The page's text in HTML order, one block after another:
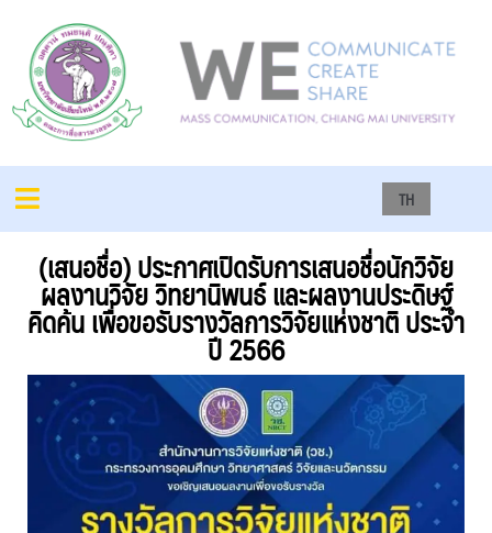
TH
(เสนอชื่อ) ประกาศเปิดรับการเสนอชื่อนักวิจัย
ผลงานวิจัย วิทยานิพนธ์ และผลงานประดิษฐ์
คิดค้น เพื่อขอรับรางวัลการวิจัยแห่งชาติ ประจำ
ปี 2566